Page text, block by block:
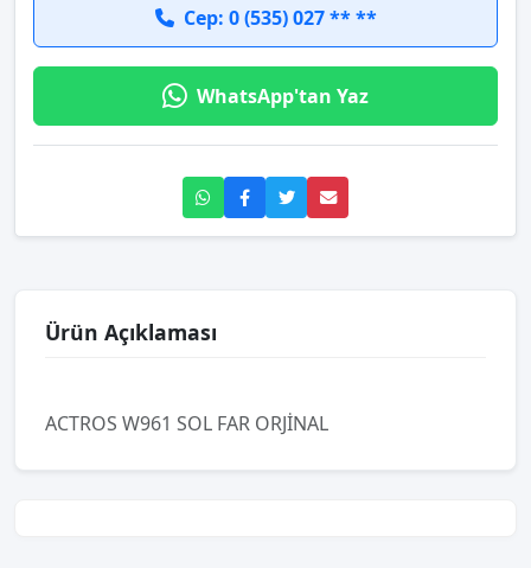
Cep: 0 (535) 027 ** **
WhatsApp'tan Yaz
Ürün Açıklaması
ACTROS W961 SOL FAR ORJİNAL